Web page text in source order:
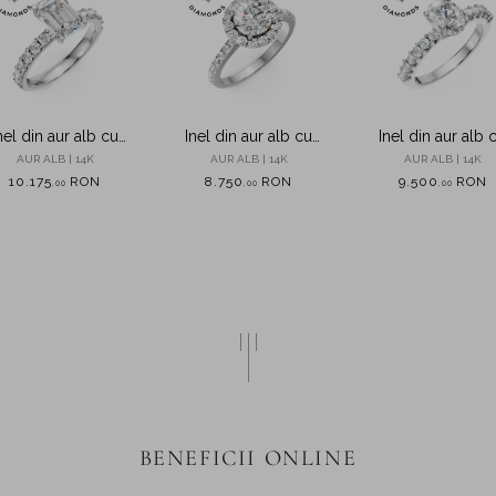
din aur alb cu
de 2ct create
AUR ALB | 14K
10.175 ,00 RON
Inel din aur alb cu
diamante de 1.2ct create
AUR ALB | 14K
8.750 ,00 RON
Inel din aur alb
diamante de
AUR ALB | 14K
9.500 00 RON
BENEFICII ONLINE